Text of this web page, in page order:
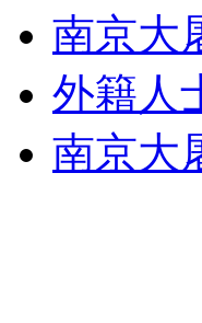
女孩北京地铁殴打
无痛分娩是否安全
南京大
外籍人
南京大